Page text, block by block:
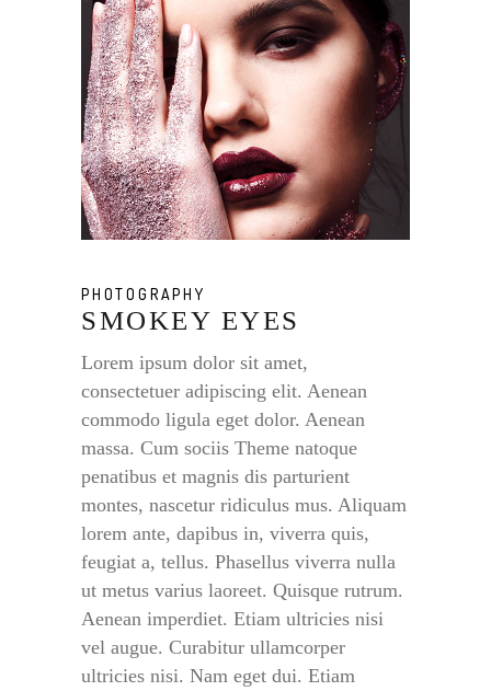
PHOTOGRAPHY
SMOKEY EYES
Lorem ipsum dolor sit amet,
consectetuer adipiscing elit. Aenean
commodo ligula eget dolor. Aenean
massa. Cum sociis Theme natoque
penatibus et magnis dis parturient
montes, nascetur ridiculus mus. Aliquam
lorem ante, dapibus in, viverra quis,
feugiat a, tellus. Phasellus viverra nulla
ut metus varius laoreet. Quisque rutrum.
Aenean imperdiet. Etiam ultricies nisi
vel augue. Curabitur ullamcorper
ultricies nisi. Nam eget dui. Etiam